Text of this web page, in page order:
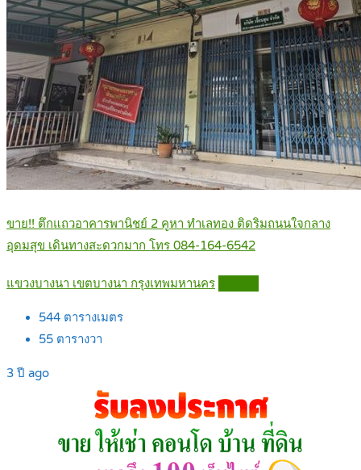
ขาย!! ตึกแถวอาคารพานิชย์ 2 คูหา ทำเลทอง ติดริมถนนใจกลาง
อุดมสุข เดินทางสะดวกมาก โทร 084-164-6542
แขวงบางนา เขตบางนา กรุงเทพมหานคร
544 ตารางเมตร
55 ตารางวา
3 ปี ago